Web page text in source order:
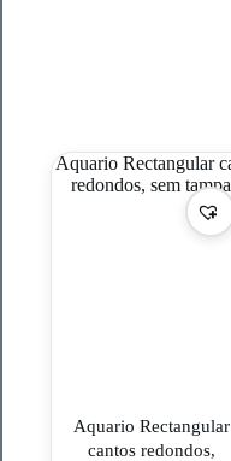
Aquario Rectangular
cantos redondos,